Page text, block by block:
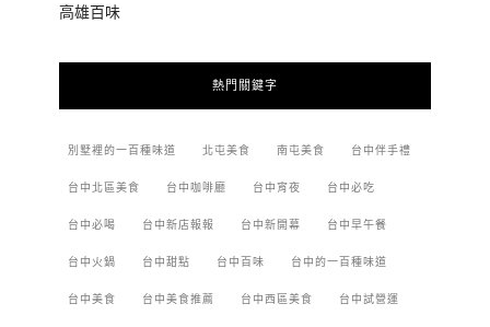
高雄百味
熱門關鍵字
別墅裡的一百種味道 北屯美食 南屯美食 台中伴手禮
台中北區美食 台中咖啡廳 台中宵夜 台中必吃
台中必喝 台中新店報報 台中新開幕 台中早午餐
台中火鍋 台中甜點 台中百味 台中的一百種味道
台中美食 台中美食推薦 台中西區美食 台中試營運